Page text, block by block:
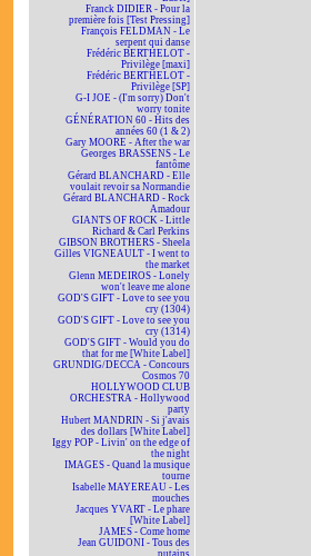
Franck DIDIER - Pour la
première fois [Test Pressing]
François FELDMAN - Le
serpent qui danse
Frédéric BERTHELOT -
Privilège [maxi]
Frédéric BERTHELOT -
Privilège [SP]
G-I JOE - (I'm sorry) Don't
worry tonite
GÉNÉRATION 60 - Hits des
années 60 (1 & 2)
Gary MOORE - After the war
Georges BRASSENS - Le
fantôme
Gérard BLANCHARD - Elle
voulait revoir sa Normandie
Gérard BLANCHARD - Rock
Amadour
GIANTS OF ROCK - Little
Richard & Carl Perkins
GIBSON BROTHERS - Sheela
Gilles VIGNEAULT - I went to
the market
Glenn MEDEIROS - Lonely
won't leave me alone
GOD'S GIFT - Love to see you
cry (1304)
GOD'S GIFT - Love to see you
cry (1314)
GOD'S GIFT - Would you do
that for me [White Label]
GRUNDIG/DECCA - Concours
Cosmos 70
HOLLYWOOD CLUB
ORCHESTRA - Hollywood
party
Hubert MANDRIN - Si j'avais
des dollars [White Label]
Iggy POP - Livin' on the edge of
the night
IMAGES - Quand la musique
tourne
Isabelle MAYEREAU - Les
mouches
Jacques YVART - Le phare
[White Label]
JAMES - Come home
Jean GUIDONI - Tous des
putains